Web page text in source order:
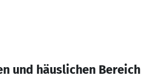
und häuslichen Bereich